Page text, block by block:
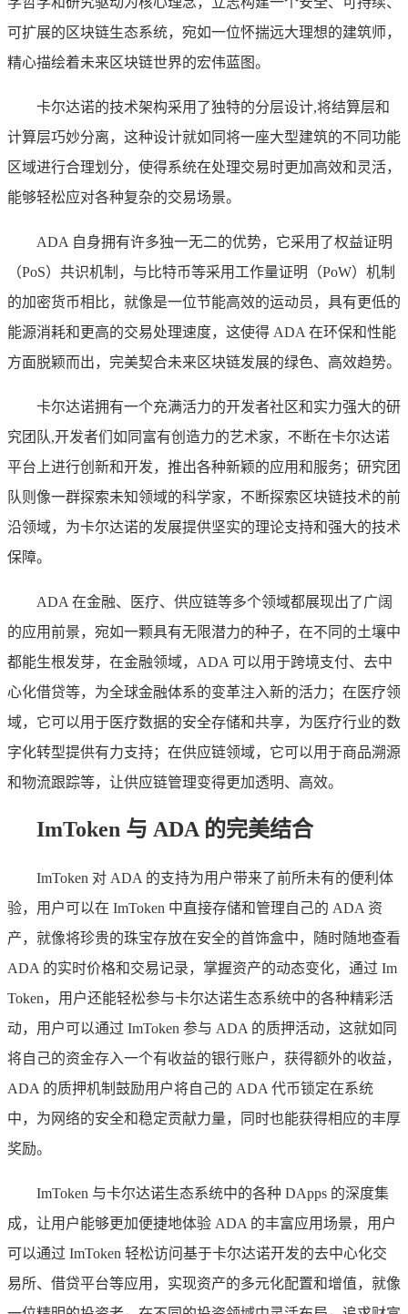
可扩展的区块链生态系统，宛如一位怀揣远大理想的建筑师，
精心描绘着未来区块链世界的宏伟蓝图。
卡尔达诺的技术架构采用了独特的分层设计,将结算层和
计算层巧妙分离，这种设计就如同将一座大型建筑的不同功能
区域进行合理划分，使得系统在处理交易时更加高效和灵活，
能够轻松应对各种复杂的交易场景。
ADA 自身拥有许多独一无二的优势，它采用了权益证明
（PoS）共识机制，与比特币等采用工作量证明（PoW）机制
的加密货币相比，就像是一位节能高效的运动员，具有更低的
能源消耗和更高的交易处理速度，这使得 ADA 在环保和性能
方面脱颖而出，完美契合未来区块链发展的绿色、高效趋势。
卡尔达诺拥有一个充满活力的开发者社区和实力强大的研
究团队,开发者们如同富有创造力的艺术家，不断在卡尔达诺
平台上进行创新和开发，推出各种新颖的应用和服务；研究团
队则像一群探索未知领域的科学家，不断探索区块链技术的前
沿领域，为卡尔达诺的发展提供坚实的理论支持和强大的技术
保障。
ADA 在金融、医疗、供应链等多个领域都展现出了广阔
的应用前景，宛如一颗具有无限潜力的种子，在不同的土壤中
都能生根发芽，在金融领域，ADA 可以用于跨境支付、去中
心化借贷等，为全球金融体系的变革注入新的活力；在医疗领
域，它可以用于医疗数据的安全存储和共享，为医疗行业的数
字化转型提供有力支持；在供应链领域，它可以用于商品溯源
和物流跟踪等，让供应链管理变得更加透明、高效。
ImToken 与 ADA 的完美结合
ImToken 对 ADA 的支持为用户带来了前所未有的便利体
验，用户可以在 ImToken 中直接存储和管理自己的 ADA 资
产，就像将珍贵的珠宝存放在安全的首饰盒中，随时随地查看
ADA 的实时价格和交易记录，掌握资产的动态变化，通过 Im
Token，用户还能轻松参与卡尔达诺生态系统中的各种精彩活
动，用户可以通过 ImToken 参与 ADA 的质押活动，这就如同
将自己的资金存入一个有收益的银行账户，获得额外的收益，
ADA 的质押机制鼓励用户将自己的 ADA 代币锁定在系统
中，为网络的安全和稳定贡献力量，同时也能获得相应的丰厚
奖励。
ImToken 与卡尔达诺生态系统中的各种 DApps 的深度集
成，让用户能够更加便捷地体验 ADA 的丰富应用场景，用户
可以通过 ImToken 轻松访问基于卡尔达诺开发的去中心化交
易所、借贷平台等应用，实现资产的多元化配置和增值，就像